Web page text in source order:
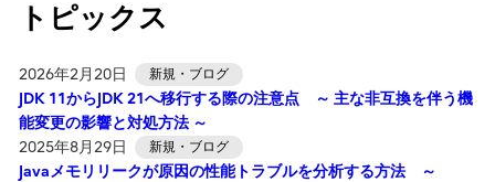
トピックス
2026年2月20日 新規・ブログ
JDK 11からJDK 21へ移行する際の注意点 ～ 主な非互換を伴う機
能変更の影響と対処方法 ～
2025年8月29日
新規・ブログ
Javaメモリリークが原因の性能トラブルを分析する方法 ～